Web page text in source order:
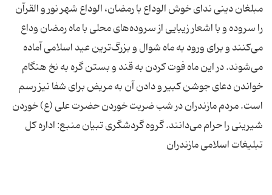
مبلغان دینی ندای خوش‌‌ الوداع با رمضان، الوداع شهر نور و القرآن
را سروده و با اشعار زیبایی از سروده‌های محلی با ماه رمضان وداع
می‌كنند و برای ورود به ماه شوال و بزرگ‌ترین عید اسلامی آماده
می‌شوند. در این ماه فوت كردن به قند و بستن گره به نخ هنگام
خواندن دعای جوشن كبیر و دادن آن به مریض برای شفا نیز رسم
است. مردم مازندران در شب ضربت خوردن حضرت علی (ع) خوردن
شیرینی را حرام می‌دانند. گروه گردشگری تبیان منبع: اداره کل
تبلیغات اسلامی مازندران